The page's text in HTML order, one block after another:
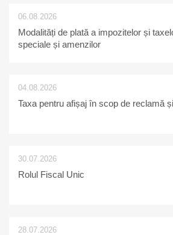
06.08.2026
Modalități de plată a impozitelor și
speciale și amenzilor
04.08.2026
Taxa pentru afișaj în scop de reclamă
30.07.2026
Rolul Fiscal Unic
28.07.2026